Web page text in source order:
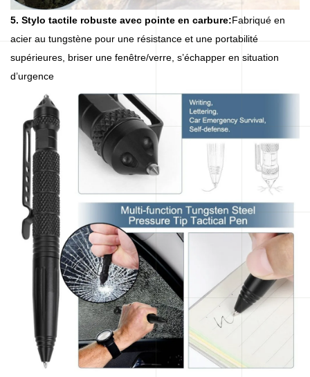
5. Stylo tactile robuste avec pointe en carbure:Fabriqué en
acier au tungstène pour une résistance et une portabilité
supérieures, briser une fenêtre/verre, s’échapper en situation
d’urgence